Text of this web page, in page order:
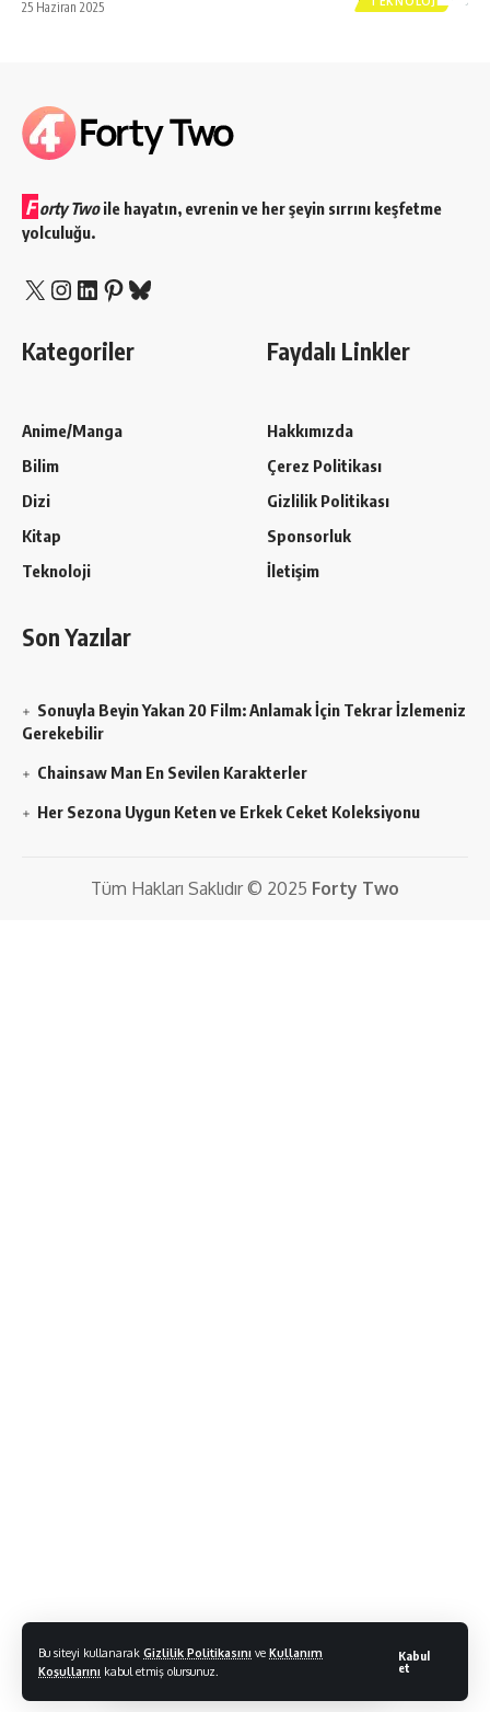
Bu siteyi kullanarak Gizlilik Politikasını ve Kullanım
Koşullarını kabul etmiş olursunuz.
Kabul
et
25 Haziran 2025
F orty Twoile hayatın, evrenin ve her şeyin sırrını keşfetme
yolculuğu.
X Instagram
LinkedIn
Pinterest
Bluesky
Kategoriler
Anime/Manga
Bilim
Dizi
Kitap
Teknoloji
Faydalı Linkler
Hakkımızda
Çerez Politikası
Gizlilik Politikası
Sponsorluk
İletişim
Son Yazılar
Sonuyla Beyin Yakan 20 Film: Anlamak İçin Tekrar İzlemeniz
Gerekebilir
Chainsaw Man En Sevilen Karakterler
Her Sezona Uygun Keten ve Erkek Ceket Koleksiyonu
Tüm Hakları Saklıdır © 2025 Forty Two